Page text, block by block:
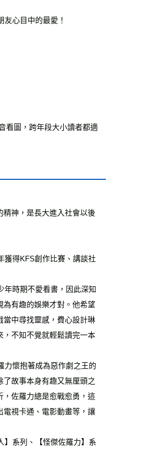
心目中的最愛！
看圖，跨年段大小讀者都適
精神，是長大進入社會以後
為有趣的娛樂才對。他希望
當中尋找靈感，費心設計琳
，不知不覺就輕鬆讀完一本
故事本身有趣又無厘頭之
，佐羅力總是愈戰愈勇，這
電視卡通、電影動畫等，讓